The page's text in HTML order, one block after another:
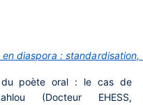
diaspora : standardisation,
du poète oral : le cas de
(Docteur EHESS,